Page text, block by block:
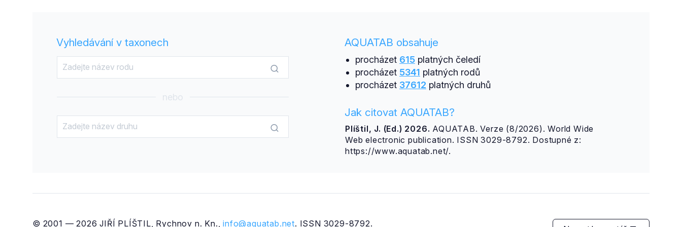
Vyhledávání v taxonech
nebo
AQUATAB obsahuje
procházet 615platných čeledí
procházet 5341 platných rodů
procházet 37612 platných druhů
Jak citovat AQUATAB?
Plíštil, J. (Ed.) 2026. AQUATAB. Verze (8/2026). World Wide
Web electronic publication. ISSN 3029-8792. Dostupné z:
https://www.aquatab.net/.
© 2001 — 2026 JIŘÍ PLÍŠTIL, Rychnov n. Kn.,info@aquatab.net. ISSN 3029-8792.